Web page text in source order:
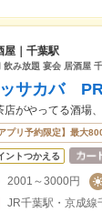
屋｜千葉駅
飲み放題 宴会 居酒屋
サカバ
店がやってる酒場
アプリ予約限定】最大
ントつかえる
2001～3000円